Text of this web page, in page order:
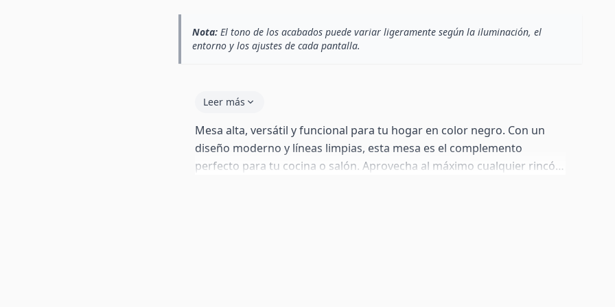
Nota: El tono de los acabados puede variar ligeramente según la iluminación, el
entorno y los ajustes de cada pantalla.
Leer más
Mesa alta, versátil y funcional para tu hogar en color negro. Con un
diseño moderno y líneas limpias, esta mesa es el complemento
perfecto para tu cocina o salón. Aprovecha al máximo cualquier rincón